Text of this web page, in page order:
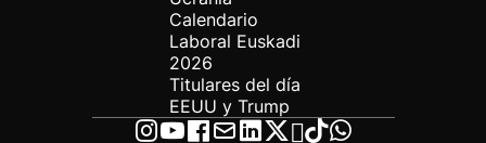
Calendario
Laboral Euskadi
2026
Titulares del día
EEUU y Trump